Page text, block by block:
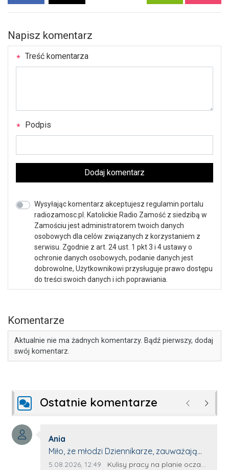
Napisz komentarz
Treść komentarza
Podpis
Dodaj komentarz
Wysyłając komentarz akceptujesz regulamin portalu
radiozamosc.pl. Katolickie Radio Zamość z siedzibą w
Zamościu jest administratorem twoich danych
osobowych dla celów związanych z korzystaniem z
serwisu. Zgodnie z art. 24 ust. 1 pkt 3 i 4 ustawy o
ochronie danych osobowych, podanie danych jest
dobrowolne, Użytkownikowi przysługuje prawo dostępu
do treści swoich danych i ich poprawiania.
Komentarze
Aktualnie nie ma żadnych komentarzy. Bądź pierwszy, dodaj
swój komentarz.
Ostatnie komentarze Poprzednie
Autor komentarza:
Ania
Treść komentarza:
Miło, że młodzi Dziennikarze, zauważają
młode talenty, które dopiero wkraczają
Data dodania komentarza:
5.08.2026, 12:49 Źródło komentarza:
Kulisy pracy na planie oczami młodego filmowca